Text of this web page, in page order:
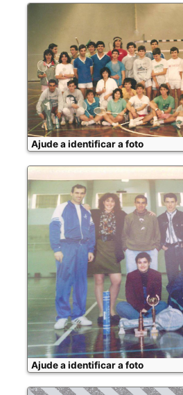
Ajude a identificar a foto
Ajude a identificar a foto